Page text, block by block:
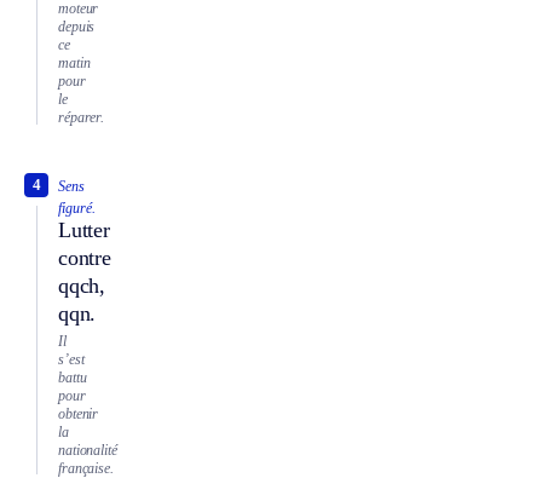
moteur
depuis
ce
matin
pour
le
réparer.
Sens
figuré.
Lutter
contre
qqch,
qqn.
4
Il
s’est
battu
pour
obtenir
la
nationalité
française.